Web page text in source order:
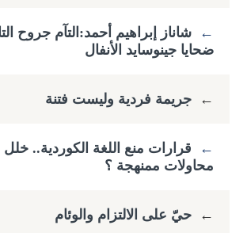
←
شاناز إبراهيم أحمد:التآم جروح
ضحايا جينوسايد الأنفال
← جريمة فردية وليست فتنة
←
قرارات منع اللغة الكوردية.. خلل
محاولات ممنهجة ؟
← حيّ على الالتزام والوئام